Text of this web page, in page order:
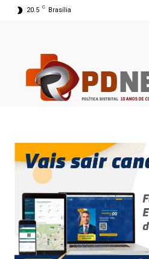
20.5 C Brasília